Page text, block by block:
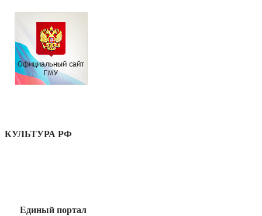
КУЛЬТУРА РФ
Единый портал